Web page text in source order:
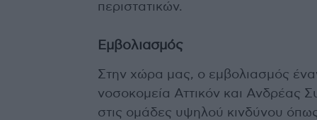
περιστατικών.
Εμβολιασμός
Στην χώρα μας, ο εμβολιασμός
νοσοκομεία Αττικόν και Ανδρέας
στις ομάδες υψηλού κινδύνου